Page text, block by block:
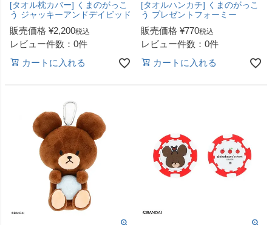
[タオル枕カバー] くまのがっこ
う ジャッキーアンドデイビッド
販売価格 ¥2,200税込
レビュー件数：0件
カートに入れる
[タオルハンカチ] くまのがっこ
う プレゼントフォーミー
販売価格 ¥770税込
レビュー件数：0件
カートに入れる